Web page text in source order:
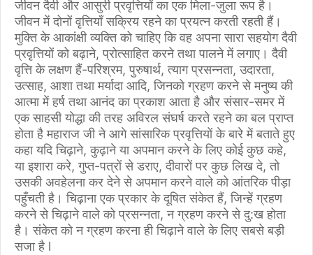
जीवन दैवी और आसुरी प्रवृत्तियों का एक मिला-जुला रूप है।
जीवन में दोनों वृत्तियाँ सक्रिय रहने का प्रयत्न करती रहती हैं।
मुक्ति के आकांक्षी व्यक्ति को चाहिए कि वह अपना सारा सहयोग दैवी
प्रवृत्तियों को बढ़ाने, प्रोत्साहित करने तथा पालने में लगाए। दैवी
वृत्ति के लक्षण हैं-परिश्रम, पुरुषार्थ, त्याग प्रसन्नता, उदारता,
उत्साह, आशा तथा मर्यादा आदि, जिनको ग्रहण करने से मनुष्य की
आत्मा में हर्ष तथा आनंद का प्रकाश आता है और संसार-समर में
एक साहसी योद्धा की तरह अविरल संघर्ष करते रहने का बल प्राप्त
होता है महाराज जी ने आगे सांसारिक प्रवृत्तियों के बारे में बताते हुए
कहा यदि चिढ़ाने, कुढ़ाने या अपमान करने के लिए कोई कुछ कहे,
या इशारा करे, गुप्त-पत्रों से डराए, दीवारों पर कुछ लिख दे, तो
उसकी अवहेलना कर देने से अपमान करने वाले को आंतरिक पीड़ा
पहुँचती है। चिढ़ाना एक प्रकार के दूषित संकेत हैं, जिन्हें ग्रहण
करने से चिढ़ाने वाले को प्रसन्नता, न ग्रहण करने से दु:ख होता
है। संकेत को न ग्रहण करना ही चिढ़ाने वाले के लिए सबसे बड़ी
सजा है l